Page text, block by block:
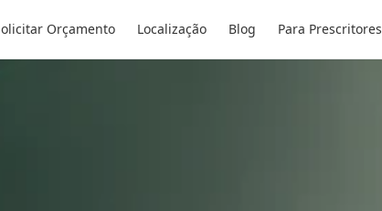
Orçamento Localização Blog Para Prescritores